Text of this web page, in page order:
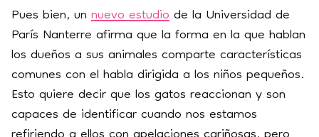
Pues bien, unnuevo estudiode la Universidad de
París Nanterre afirma que la forma en la que hablan
los dueños a sus animales comparte características
comunes con el habla dirigida a los niños pequeños.
Esto quiere decir que los gatos reaccionan y son
capaces de identificar cuando nos estamos